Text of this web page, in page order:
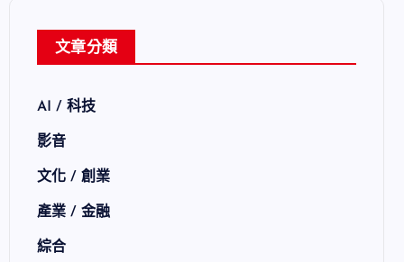
文章分類
AI / 科技
影音
文化 / 創業
產業 / 金融
綜合